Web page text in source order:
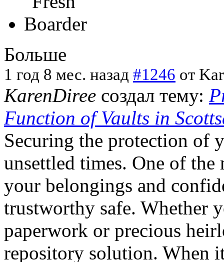
Больше
1 год 8 мес. назад #1246 от
KarenDiree создал тему:
Function of Vaults in
Securing the protection of
unsettled times. One of the
your belongings and
trustworthy safe. Whether
paperwork or precious
repository solution. When